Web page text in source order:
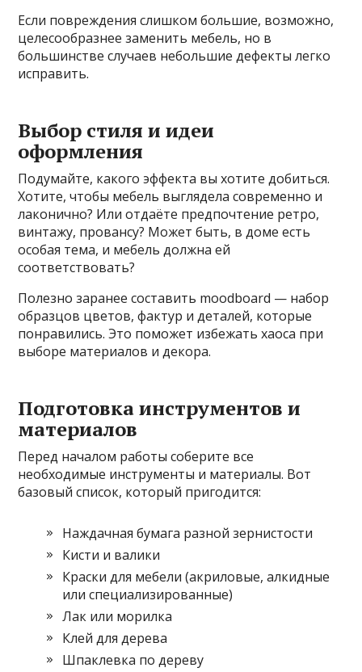
Если повреждения слишком большие, возможно,
целесообразнее заменить мебель, но в
большинстве случаев небольшие дефекты легко
исправить.
Выбор стиля и идеи
оформления
Подумайте, какого эффекта вы хотите добиться.
Хотите, чтобы мебель выглядела современно и
лаконично? Или отдаёте предпочтение ретро,
винтажу, провансу? Может быть, в доме есть
особая тема, и мебель должна ей
соответствовать?
Полезно заранее составить moodboard — набор
образцов цветов, фактур и деталей, которые
понравились. Это поможет избежать хаоса при
выборе материалов и декора.
Подготовка инструментов и
материалов
Перед началом работы соберите все
необходимые инструменты и материалы. Вот
базовый список, который пригодится:
Наждачная бумага разной зернистости
Кисти и валики
Краски для мебели (акриловые, алкидные
или специализированные)
Лак или морилка
Клей для дерева
Шпаклевка по дереву